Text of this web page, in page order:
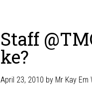
Staff
ke?
April 23, 2010 by Mr Kay Em